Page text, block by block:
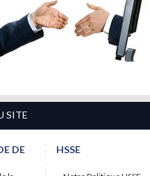
SITE
DE
HSSE